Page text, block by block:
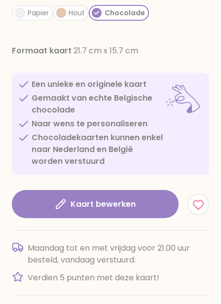
Papier Hout Chocolade
Formaat kaart 21.7 cm x 15.7 cm
Een unieke en originele kaart
Gemaakt van echte Belgische
chocolade
Naar wens te personaliseren
Chocoladekaarten kunnen enkel
naar Nederland en België
worden verstuurd
Kaart bewerken
Maandag tot en met vrijdag voor 21.00 uur
besteld, vandaag verstuurd.
Verdien 5 punten met deze kaart!